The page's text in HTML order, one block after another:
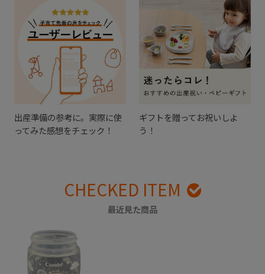
出産準備の参考に。実際に使
ってみた感想をチェック！
ギフトを贈ってお祝いしよ
う！
CHECKED ITEM
最近見た商品